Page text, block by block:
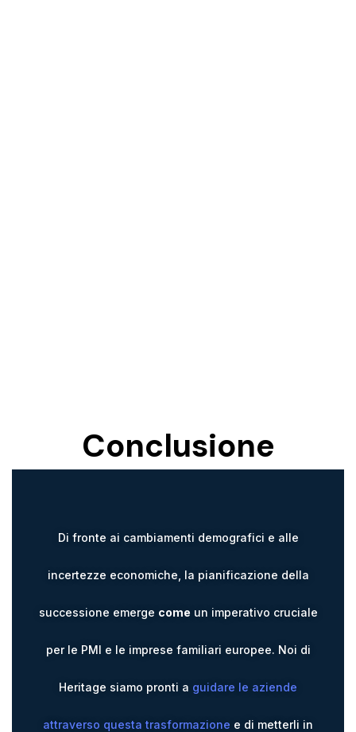
Conclusione
Di fronte ai cambiamenti demografici e alle
incertezze economiche, la pianificazione della
successione emerge come un imperativo cruciale
per le PMI e le imprese familiari europee. Noi di
Heritage siamo pronti a guidare le aziende
attraverso questa trasformazione e di metterli in